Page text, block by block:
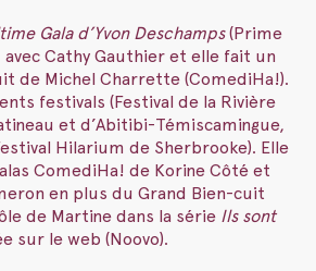
Gala d’Yvon Deschamps(Prime
Cathy Gauthier et elle fait un
de Michel Charrette (ComediHa!).
festivals (Festival de la Rivière
et d’Abitibi-Témiscamingue,
Hilarium de Sherbrooke). Elle
ComediHa! de Korine Côté et
en plus du Grand Bien-cuit
de Martine dans la série Ils sont
sur le web (Noovo).